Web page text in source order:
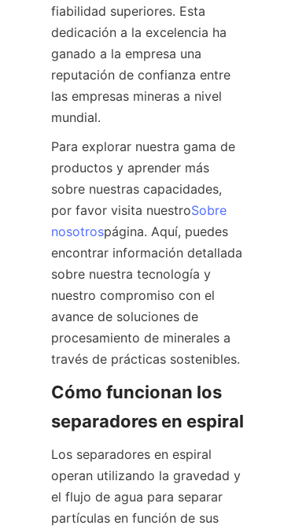
fiabilidad superiores. Esta
dedicación a la excelencia ha
ganado a la empresa una
reputación de confianza entre
las empresas mineras a nivel
mundial.
Para explorar nuestra gama de
productos y aprender más
sobre nuestras capacidades,
por favor visita nuestroSobre
nosotrospágina. Aquí, puedes
encontrar información detallada
sobre nuestra tecnología y
nuestro compromiso con el
avance de soluciones de
procesamiento de minerales a
Cómo funcionan los
separadores en espiral
Los separadores en espiral
operan utilizando la gravedad y
el flujo de agua para separar
partículas en función de sus